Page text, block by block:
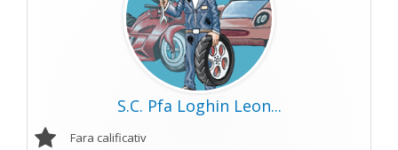
S.C. Pfa Loghin Leon...
Fara calificativ